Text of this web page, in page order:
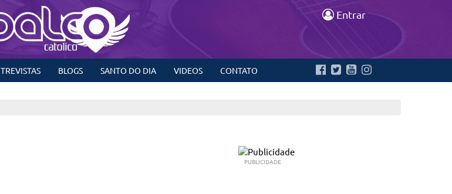
Entrar
BLOGS SANTO DO DIA VIDEOS CONTATO
PUBLICIDADE